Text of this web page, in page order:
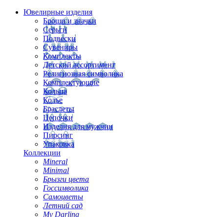
Ювелирные изделия
Броши и значки
Серьги
Подвески
Сувениры
Комплекты
Детский ассортимент
Религиозная символика
Комплектующие
Кольца
Колье
Браслеты
Цепочки
Изделия для мужчин
Пирсинг
Упаковка
Коллекции
Mineral
Minimal
Брызги цвета
Госсимволика
Самоцветы
Летний сад
My Darling